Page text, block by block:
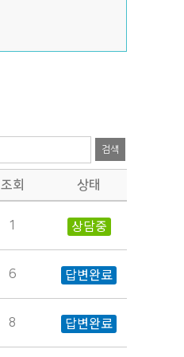
검색
조회 상태
1 상담중
6 답변완료
8 답변완료